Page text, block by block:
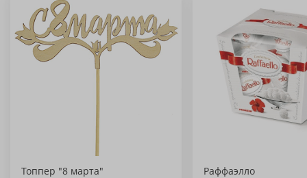
Топпер "8 марта" Раффаэлло